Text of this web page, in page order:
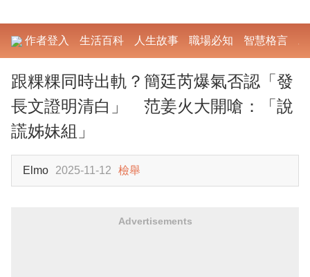
作者登入 生活百科 人生故事 職場必知 智慧格言
跟粿粿同時出軌？簡廷芮爆氣否認「發
長文證明清白」 范姜火大開嗆：「說
謊姊妹組」
Elmo 2025-11-12 檢舉
Advertisements